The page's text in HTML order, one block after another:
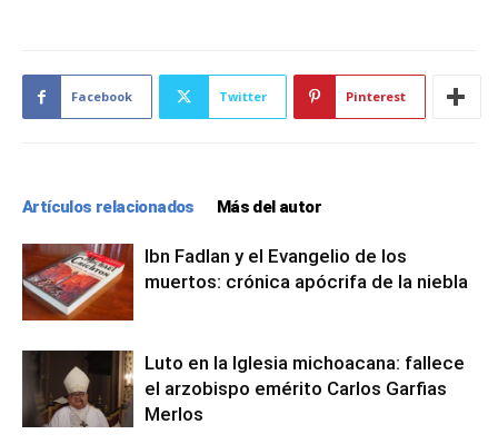
Facebook Twitter Pinterest
Artículos relacionados Más del autor
Ibn Fadlan y el Evangelio de los
muertos: crónica apócrifa de la niebla
Luto en la Iglesia michoacana: fallece
el arzobispo emérito Carlos Garfias
Merlos